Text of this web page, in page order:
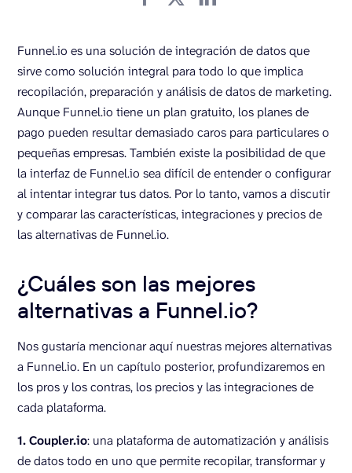
Funnel.io es una solución de integración de datos que
sirve como solución integral para todo lo que implica
recopilación, preparación y análisis de datos de marketing.
Aunque Funnel.io tiene un plan gratuito, los planes de
pago pueden resultar demasiado caros para particulares o
pequeñas empresas. También existe la posibilidad de que
la interfaz de Funnel.io sea difícil de entender o configurar
al intentar integrar tus datos. Por lo tanto, vamos a discutir
y comparar las características, integraciones y precios de
las alternativas de Funnel.io.
¿Cuáles son las mejores
alternativas a Funnel.io?
Nos gustaría mencionar aquí nuestras mejores alternativas
a Funnel.io. En un capítulo posterior, profundizaremos en
los pros y los contras, los precios y las integraciones de
cada plataforma.
1.Coupler.io: una plataforma de automatización y análisis
de datos todo en uno que permite recopilar, transformar y